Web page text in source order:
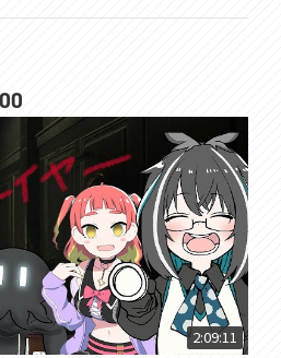
2:09:11